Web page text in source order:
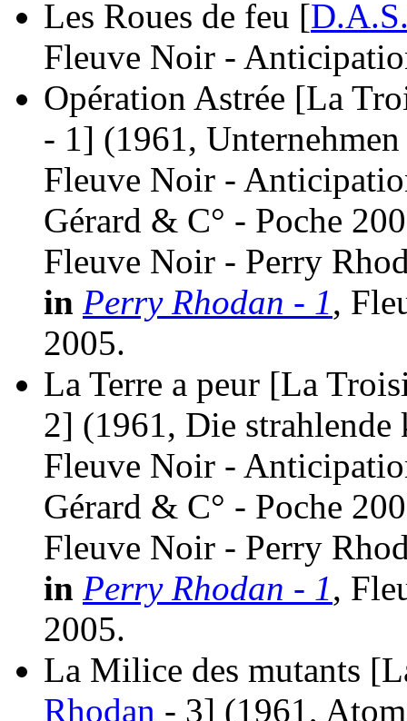
Les Roues de feu [
Fleuve Noir -
Opération Astrée [La
- 1] (1961,
Fleuve Noir -
Gérard & C° - Poche
Fleuve Noir - Perry
in Perry Rhodan - 1,
2005.
La Terre a peur [La
2] (1961, Die
Fleuve Noir -
Gérard & C° - Poche
Fleuve Noir - Perry
in Perry Rhodan - 1,
2005.
La Milice des mutants
Rhodan - 3] (1961,